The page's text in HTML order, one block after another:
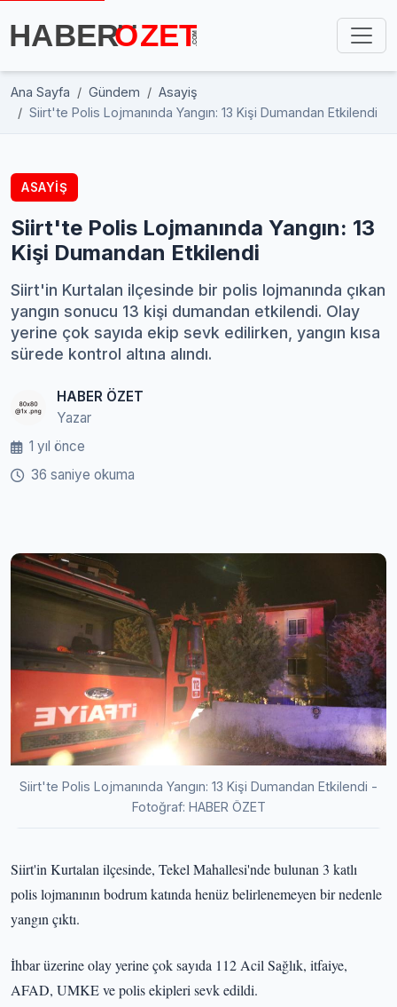
Ana Sayfa Gündem
Asayiş
Siirt'te Polis Lojmanında Yangın: 13 Kişi Dumandan Etkilendi
ASAYIŞ
Siirt'te Polis Lojmanında Yangın: 13
Kişi Dumandan Etkilendi
Siirt'in Kurtalan ilçesinde bir polis lojmanında çıkan
yangın sonucu 13 kişi dumandan etkilendi. Olay
yerine çok sayıda ekip sevk edilirken, yangın kısa
sürede kontrol altına alındı.
HABER ÖZET
Yazar
1 yıl önce
36 saniye okuma
Siirt'te Polis Lojmanında Yangın: 13 Kişi Dumandan Etkilendi -
Fotoğraf: HABER ÖZET
Siirt'in Kurtalan ilçesinde, Tekel Mahallesi'nde bulunan 3 katlı
polis lojmanının bodrum katında henüz belirlenemeyen bir nedenle
yangın çıktı.
İhbar üzerine olay yerine çok sayıda 112 Acil Sağlık, itfaiye,
AFAD, UMKE ve polis ekipleri sevk edildi.